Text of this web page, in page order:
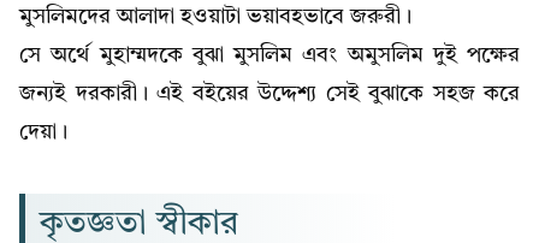
মুসলিমদের আলাদা হওয়াটা ভয়াবহভাবে জরুরী।
সে অর্থে মুহাম্মদকে বুঝা মুসলিম এবং অমুসলিম দুই পক্ষের
জন্যই দরকারী। এই বইয়ের উদ্দেশ্য সেই বুঝাকে সহজ করে
দেয়া।
কৃতজ্ঞতা স্বীকার